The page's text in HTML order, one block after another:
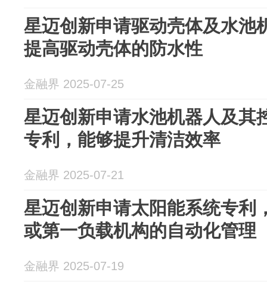
星迈创新申请驱动壳体及水池
提高驱动壳体的防水性
金融界 2025-07-25
星迈创新申请水池机器人及其
专利，能够提升清洁效率
金融界 2025-07-21
星迈创新申请太阳能系统专利
或第一负载机构的自动化管理
金融界 2025-07-19